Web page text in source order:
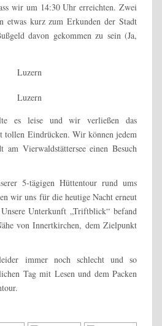
wir um 14:30 Uhr erreichten. Zwei
etwas kurz zum Erkunden der Stadt
davon gekommen zu sein (Ja,
es leise und wir verließen das
tollen Eindrücken. Wir können jedem
am Vierwaldstättersee einen Besuch
5-tägigen Hüttentour rund ums
wir uns für die heutige Nacht erneut
Unterkunft „Triftblick“ befand
von Innertkirchen, dem Zielpunkt
immer noch schlecht und so
Tag mit Lesen und dem Packen